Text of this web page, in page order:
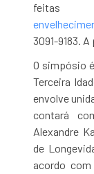
feitas
3091-9183.
O simpósio
Terceira
envolve
contará
Alexandre
de
acordo